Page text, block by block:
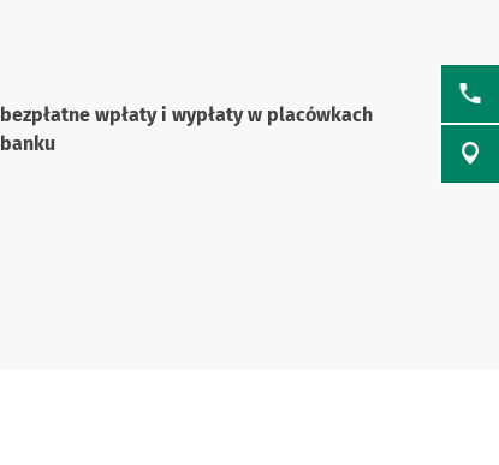
bezpłatne wpłaty i wypłaty w placówkach
banku